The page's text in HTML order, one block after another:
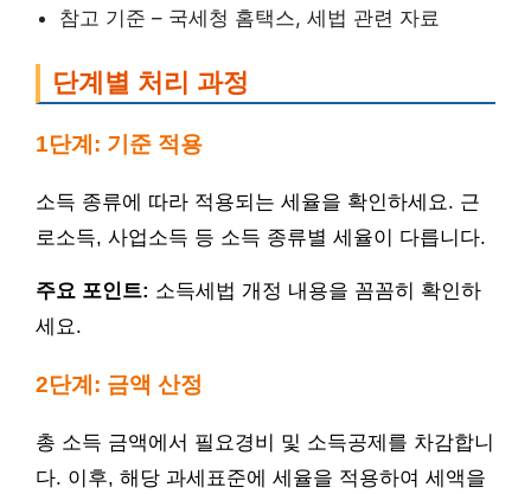
참고 기준 – 국세청 홈택스, 세법 관련 자료
단계별 처리 과정
1단계: 기준 적용
소득 종류에 따라 적용되는 세율을 확인하세요. 근
로소득, 사업소득 등 소득 종류별 세율이 다릅니다.
주요 포인트: 소득세법 개정 내용을 꼼꼼히 확인하
세요.
2단계: 금액 산정
총 소득 금액에서 필요경비 및 소득공제를 차감합니
다. 이후, 해당 과세표준에 세율을 적용하여 세액을